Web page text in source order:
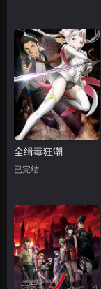
全缉毒狂潮
已完结